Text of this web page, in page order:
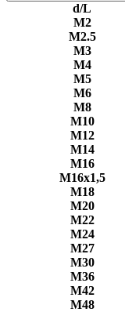
d/L
М2
М2.5
М3
М4
М5
М6
М8
М10
М12
М14
М16
М16х1,5
М18
М20
М22
М24
М27
М30
М36
М42
М48